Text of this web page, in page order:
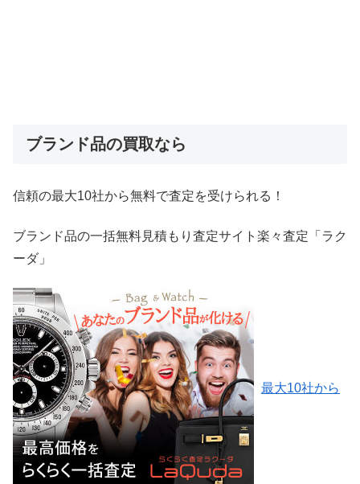
ブランド品の買取なら
信頼の最大10社から無料で査定を受けられる！
ブランド品の一括無料見積もり査定サイト楽々査定「ラク
ーダ」
最大10社から